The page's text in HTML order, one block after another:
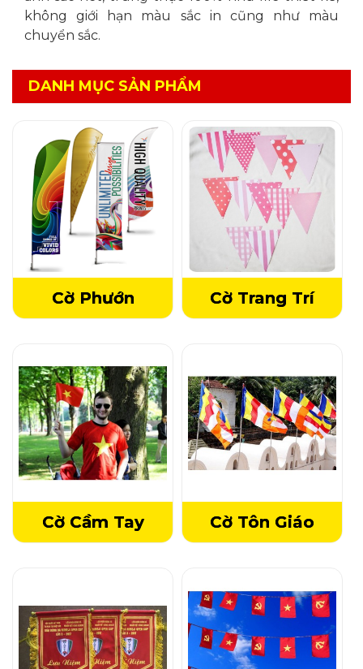
không giới hạn màu sắc in cũng như màu
chuyển sắc.
DANH MỤC SẢN PHẨM
Cờ Phướn Cờ Trang Trí
Cờ Cầm Tay Cờ Tôn Giáo